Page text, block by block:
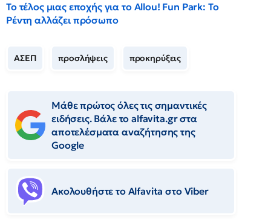
Το τέλος μιας εποχής για το Allou! Fun Park: Το
Ρέντη αλλάζει πρόσωπο
ΑΣΕΠ προσλήψεις προκηρύξεις
Μάθε πρώτος όλες τις σημαντικές
ειδήσεις. Βάλε το alfavita.gr στα
αποτελέσματα αναζήτησης της
Google
Ακολουθήστε το Αlfavita στο Viber